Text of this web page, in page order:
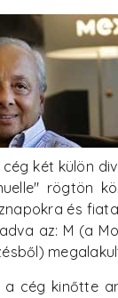
cég két külön
rögtön
és
az: M (a
a cég kinőtte